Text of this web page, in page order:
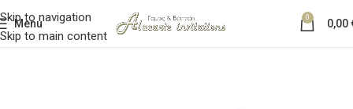
Skip to navigation
Skip to main content
Menu 0 0,00